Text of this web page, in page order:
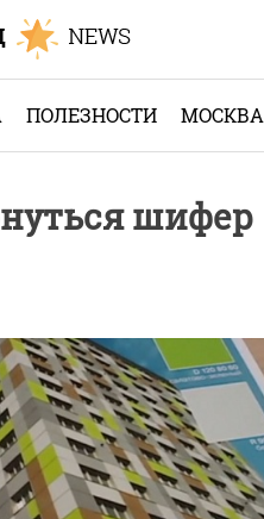
ПОЛЕЗНОСТИ МОСКВА
шифер